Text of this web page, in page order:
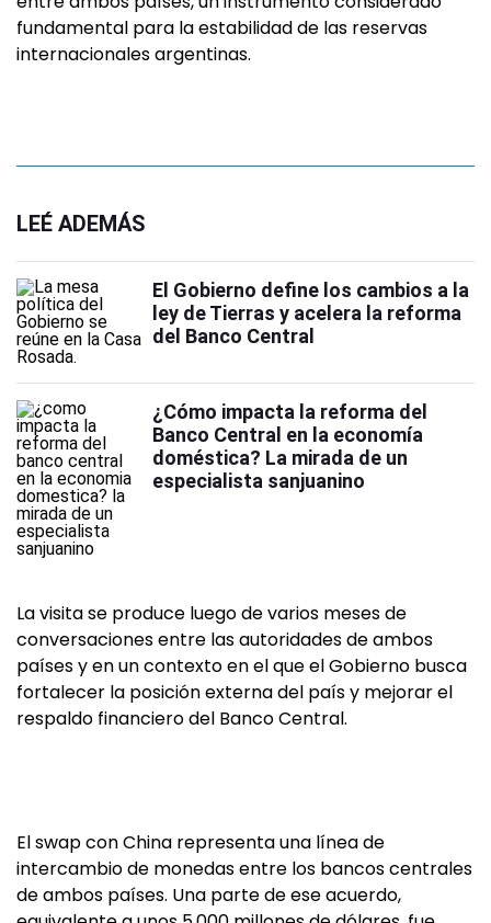
fundamental para la estabilidad de las reservas
internacionales argentinas.
LEÉ ADEMÁS
El Gobierno define los cambios a la
ley de Tierras y acelera la reforma
del Banco Central
¿Cómo impacta la reforma del
Banco Central en la economía
doméstica? La mirada de un
especialista sanjuanino
La visita se produce luego de varios meses de
conversaciones entre las autoridades de ambos
países y en un contexto en el que el Gobierno busca
fortalecer la posición externa del país y mejorar el
respaldo financiero del Banco Central.
El swap con China representa una línea de
intercambio de monedas entre los bancos centrales
de ambos países. Una parte de ese acuerdo,